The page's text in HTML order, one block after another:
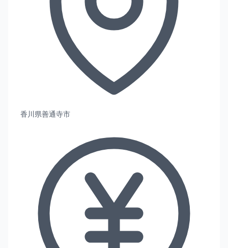
香川県善通寺市